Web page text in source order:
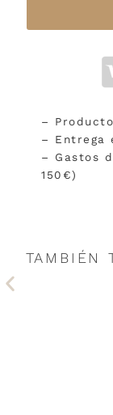
–
– Entrega
– Gastos
150€)
TAMBIÉN
Anterior